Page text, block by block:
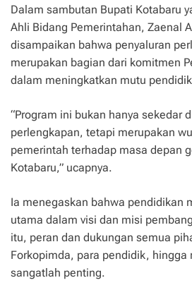
Dalam sambutan Bupati Kotabaru
Ahli Bidang Pemerintahan, Zaenal
disampaikan bahwa penyaluran
merupakan bagian dari komitmen
dalam meningkatkan mutu
“Program ini bukan hanya sekedar
perlengkapan, tetapi merupakan
pemerintah terhadap masa depan
Kotabaru,” ucapnya.
Ia menegaskan bahwa pendidikan
utama dalam visi dan misi
itu, peran dan dukungan semua
Forkopimda, para pendidik,
sangatlah penting.